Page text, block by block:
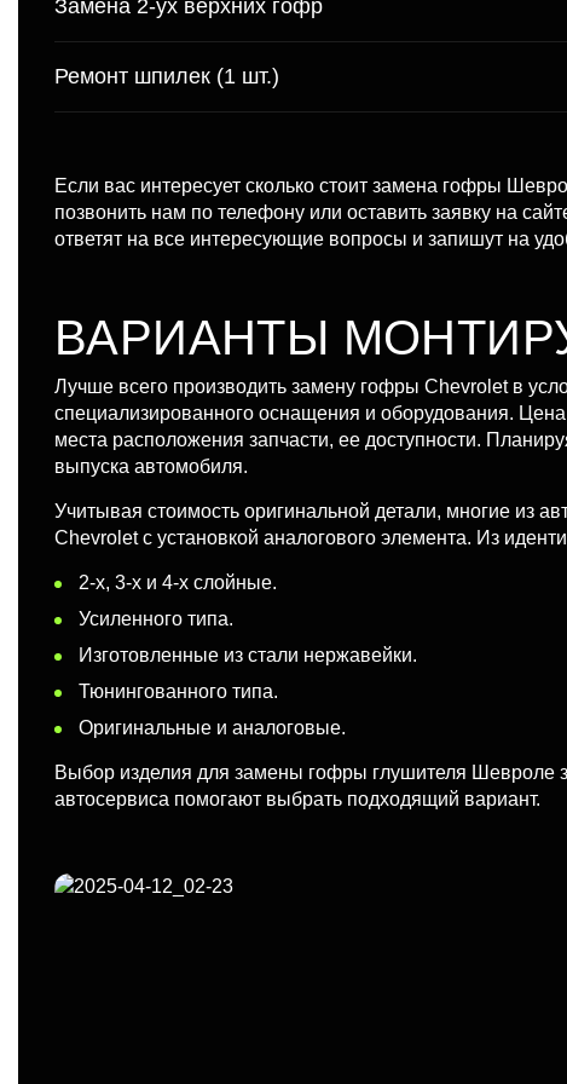
Замена 2-ух верхних гофр
Ремонт шпилек (1 шт.)
Если вас интересует сколько стоит замена гофры
позвонить нам по телефону или оставить заявку на
ответят на все интересующие вопросы и запишут на
ВАРИАНТЫ
Лучше всего производить замену гофры Chevrolet в
специализированного оснащения и оборудования.
места расположения запчасти, ее доступности.
выпуска автомобиля.
Учитывая стоимость оригинальной детали, многие из
Chevrolet с установкой аналогового элемента. Из
2-х, 3-х и 4-х слойные.
Усиленного типа.
Изготовленные из стали нержавейки.
Тюнингованного типа.
Оригинальные и аналоговые.
Выбор изделия для замены гофры глушителя Шевроле
автосервиса помогают выбрать подходящий вариант.